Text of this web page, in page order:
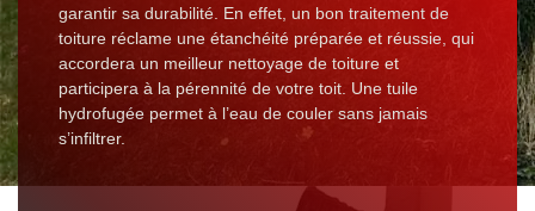
garantir sa durabilité. En effet, un bon traitement de
toiture réclame une étanchéité préparée et réussie, qui
accordera un meilleur nettoyage de toiture et
participera à la pérennité de votre toit. Une tuile
hydrofugée permet à l’eau de couler sans jamais
s’infiltrer.